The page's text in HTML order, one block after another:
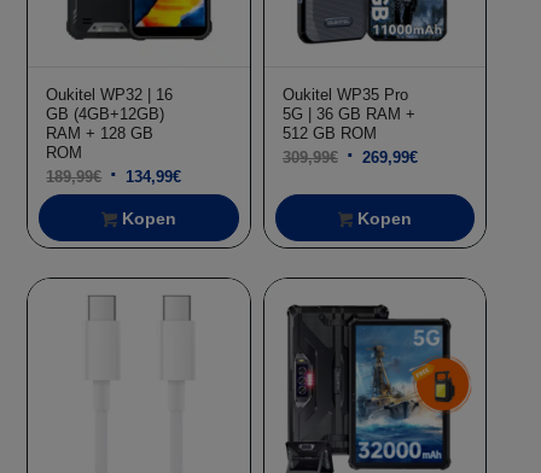
Oukitel WP32 | 16
GB (4GB+12GB)
RAM + 128 GB
ROM
189,99€ Oorspronkelijke
134,99€Huidige
Kopen
Oukitel WP35 Pro
5G | 36 GB RAM +
512 GB ROM
309,99€ Oorspronkelijke
was:
309,99€.
269,99€Huidige
269,99€.
Kopen
Aanbieding! Aanbieding!